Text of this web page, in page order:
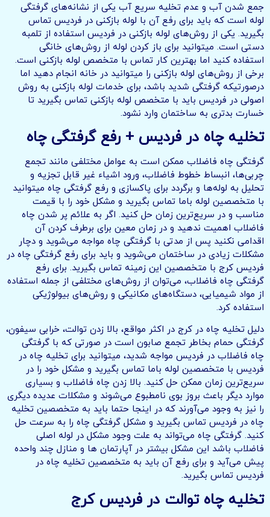
جمع شدن آب و عدم تخلیه سریع آب یکی از نشانه‌های گرفتگی
لوله است که باید برای رفع آن با لوله بازکنی در فردیس تماس
بگیرید. یکی از روش‌های لوله بازکنی در فردیس استفاده از تلمبه
دستی است. میتوانید برای باز کردن لوله از روش‌های خانگی
استفاده کنید اما بهترین کار تماس با متخصص لوله بازکنی است.
برخی از روش‌های لوله بازکنی را میتوانید در خانه انجام دهید اما
درصورتیکه گرفتگی شدید باشد، برای خدمات لوله بازکنی به روش
اصولی در فردیس باید با متخصص لوله بازکنی تماس بگیرید تا
خسارت بدتری به ساختمان وارد نشود.
تخلیه چاه در فردیس + رفع گرفتگی چاه
گرفتگی چاه فاضلاب ممکن است به عوامل مختلفی مانند تجمع
چربی‌ها، انبساط خطوط فاضلاب، ورود اشیاء غیر قابل تجزیه و
تحلیل به لوله‌ها و برگردد برای پاکسازی و رفع گرفتگی چاه میتوانید
با متخصصین لوله باما تماس بگیرید و مشکل خود را با قیمت
مناسب و در سریع‌ترین زمان حل کنید. اگر به علائم پر شدن چاه
فاضلاب اهمیت ندهید و در زمان معین برای برطرف کردن آن
اقدامی نکنید پس از مدتی با گرفتگی چاه مواجه می‌شوید و دچار
مشکلات زیادی در ساختمان می‌شوید و باید برای رفع گرفتگی چاه در
فردیس کرج با متخصصین این زمینه تماس بگیرید. برای رفع
گرفتگی چاه فاضلاب، می‌توان از روش‌های مختلفی از جمله استفاده
از مواد شیمیایی، دستگاه‌های مکانیکی و روش‌های بیولوژیکی
استفاده کرد.
دلیل تخلیه چاه در کرج در اکثر مواقع، بالا زدن توالت، خرابی سیفون،
گرفتگی حمام بخاطر تجمع صابون است در صورتی که با گرفتگی
چاه فاضلاب در فردیس مواجه شدید، میتوانید برای تخلیه چاه در
فردیس با متخصصین لوله باما تماس بگیرید و مشکل خود را در
سریع‌ترین زمان ممکن حل کنید. بالا زدن چاه فاضلاب و بسیاری
موارد دیگر باعث بروز بوی نامطبوع می‌شوند و مشکلات عدیده دیگری
را نیز به وجود می‌آورند که در اینجا حتما باید به متخصصین تخلیه
چاه در فردیس تماس بگیرید و مشکل گرفتگی چاه را به سرعت حل
کنید. گرفتگی چاه می‌تواند به علت وجود مشکل در لوله اصلی
فاضلاب باشد این مشکل بیشتر در آپارتمان ها و منازل چند واحده
پیش می‌آید و برای رفع آن باید به متخصصین تخلیه چاه در
فردیس تماس بگیرید.
تخلیه چاه توالت در فردیس کرج